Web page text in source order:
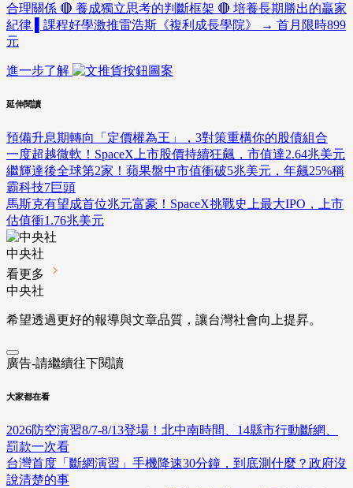
合理關係 🔴 養成獨立思考的判斷框架 🔴 培養長期勝出的贏家
紀律 ▌課程好學激推雷浩斯《複利成長學院》 → 首月限時899
元
進一步了解
延伸閱讀
預備升息期轉向「定價權為王」，3對策重構你的股債組合
一度超越微軟！SpaceX上市股價持續狂飆，市值達2.64兆美元
繼輝達後全球第2家！蘋果盤中市值衝破5兆美元，年飆25%稱
霸科技7巨頭
馬斯克有望成首位兆元富豪！SpaceX挑戰史上最大IPO，上市
估值衝1.76兆美元
中央社
看更多
中央社
希望透過更好的報導與文章品質，讓台灣社會向上提昇。
廣告-請繼續往下閱讀
大家都在看
2026防空演習8/7-8/13登場！北中南時間、14縣市行動斷網、
罰款一次看
台灣首度「斷網演習」手機降速30分鐘，到底測什麼？政府沒
說清楚的事